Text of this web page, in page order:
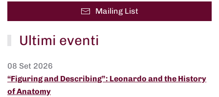
Mailing List
Ultimi eventi
08 Set 2026
“Figuring and Describing”: Leonardo and the History
of Anatomy